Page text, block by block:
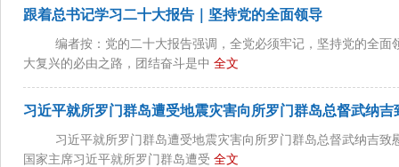
跟着总书记学习二十大报告｜坚持党的全面领导
编者按：党的二十大报告强调，全党必须牢记，坚持党的全
大复兴的必由之路，团结奋斗是中 全文
习近平就所罗门群岛遭受地震灾害向所罗门群岛总督武纳吉
习近平就所罗门群岛遭受地震灾害向所罗门群岛总督武纳吉
国家主席习近平就所罗门群岛遭受 全文